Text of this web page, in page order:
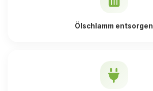
Ölschlamm entsorgen